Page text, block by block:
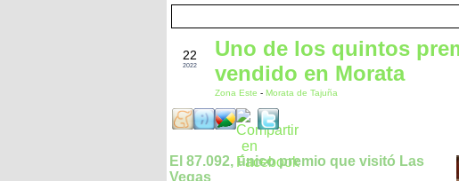
22
2022
Uno de los quintos
vendido en Morata
Zona Este - Morata de Tajuña
El 87.092, único premio que visitó Las
Vegas